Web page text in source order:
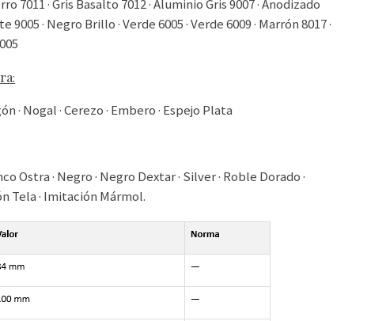
7011 · Gris Basalto 7012 · Aluminio Gris 9007 · Anodizado
9005 · Negro Brillo · Verde 6005 · Verde 6009 · Marrón 8017 ·
:
· Nogal · Cerezo · Embero · Espejo Plata
Ostra · Negro · Negro Dextar · Silver · Roble Dorado ·
Tela · Imitación Mármol.